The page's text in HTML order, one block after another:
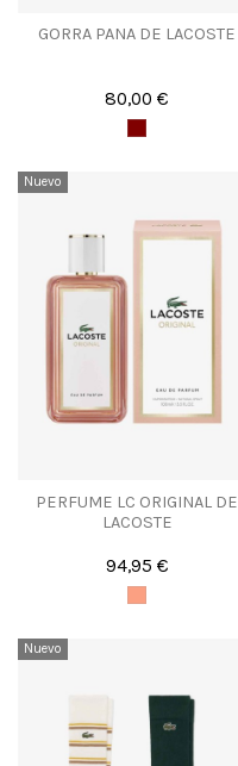
GORRA PANA DE LACOSTE
80,00 €
Nuevo
PERFUME LC ORIGINAL DE
LACOSTE
94,95 €
Nuevo